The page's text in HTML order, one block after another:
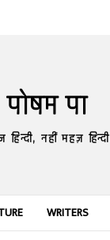
पोषम पा
हिन्दी, नहीं महज़ हिन्दी
WRITERS